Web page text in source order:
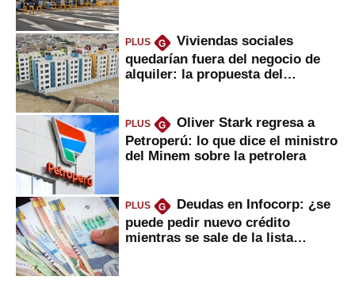
PLUS G
Viviendas sociales
quedarían fuera del negocio de
alquiler: la propuesta del
PLUS G
Oliver Stark regresa a
Petroperú: lo que dice el ministro
del Minem sobre la petrolera
PLUS G
Deudas en Infocorp: ¿se
puede pedir nuevo crédito
mientras se sale de la lista